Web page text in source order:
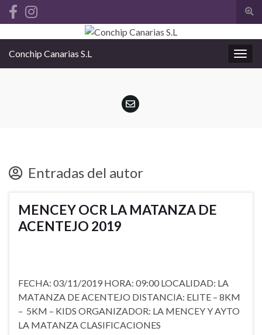
el
de
Search for:
la
Conchip Canarias S.L
Entradas del autor
MENCEY OCR LA MATANZA DE
ACENTEJO 2019
FECHA: 03/11/2019 HORA: 09:00 LOCALIDAD: LA
MATANZA DE ACENTEJO DISTANCIA: ELITE – 8KM
– 5KM – KIDS ORGANIZADOR: LA MENCEY Y AYTO
LA MATANZA CLASIFICACIONES